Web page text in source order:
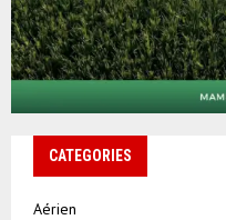
CATEGORIES
Aérien